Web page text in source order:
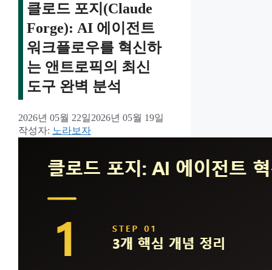
클로드 포지(Claude
Forge): AI 에이전트
워크플로우를 혁신하
는 앤트로픽의 최신
도구 완벽 분석
2026년 05월 22일2026년 05월 19일
작성자: 노라보자